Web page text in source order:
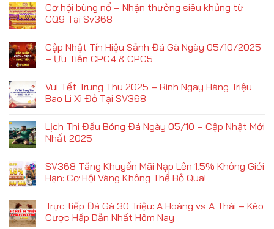
Cơ hội bùng nổ – Nhận thưởng siêu khủng từ
CQ9 Tại Sv368
Cập Nhật Tín Hiệu Sảnh Đá Gà Ngày 05/10/2025
– Ưu Tiên CPC4 & CPC5
Vui Tết Trung Thu 2025 – Rinh Ngay Hàng Triệu
Bao Lì Xì Đỏ Tại SV368
Lịch Thi Đấu Bóng Đá Ngày 05/10 – Cập Nhật Mới
Nhất 2025
SV368 Tăng Khuyến Mãi Nạp Lên 1.5% Không Giới
Hạn: Cơ Hội Vàng Không Thể Bỏ Qua!
Trực tiếp Đá Gà 30 Triệu: A Hoàng vs A Thái – Kèo
Cược Hấp Dẫn Nhất Hôm Nay